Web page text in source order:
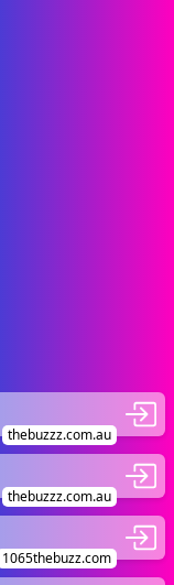
thebuzzz.com.au
thebuzzz.com.au
1065thebuzz.com